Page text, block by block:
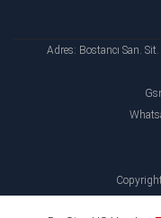
Adres: Bostancı San.